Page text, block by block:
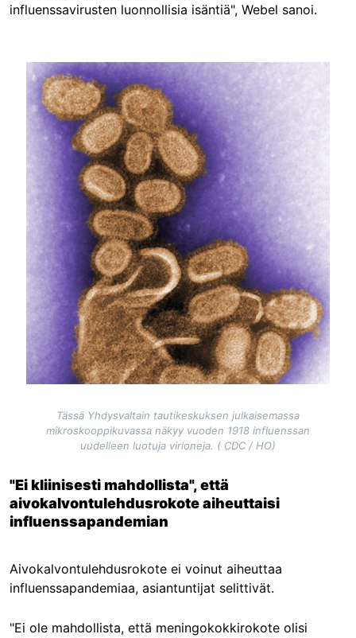
influenssavirusten luonnollisia isäntiä", Webel sanoi.
Image
Tässä Yhdysvaltain tautikeskuksen julkaisemassa
mikroskooppikuvassa näkyy vuoden 1918 influenssan
uudelleen luotuja virioneja. ( CDC / HO)
"Ei kliinisesti mahdollista", että
aivokalvontulehdusrokote aiheuttaisi
influenssapandemian
Aivokalvontulehdusrokote ei voinut aiheuttaa
influenssapandemiaa, asiantuntijat selittivät.
"Ei ole mahdollista, että meningokokkirokote olisi